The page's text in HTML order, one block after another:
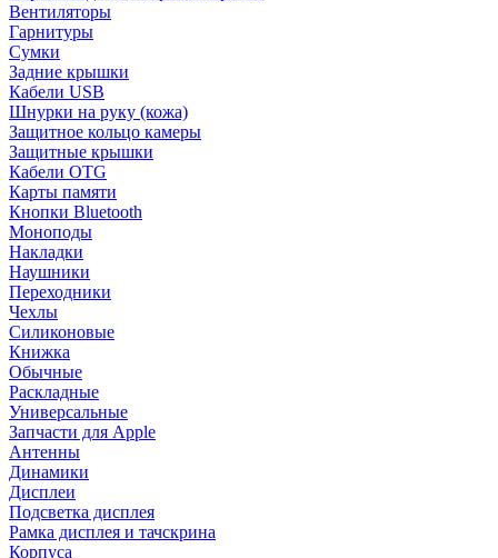
Вентиляторы
Гарнитуры
Сумки
Задние крышки
Кабели USB
Шнурки на руку (кожа)
Защитное кольцо камеры
Защитные крышки
Кабели OTG
Карты памяти
Кнопки Bluetooth
Моноподы
Накладки
Наушники
Переходники
Чехлы
Силиконовые
Книжка
Обычные
Раскладные
Универсальные
Запчасти для Apple
Антенны
Динамики
Дисплеи
Подсветка дисплея
Рамка дисплея и тачскрина
Корпуса